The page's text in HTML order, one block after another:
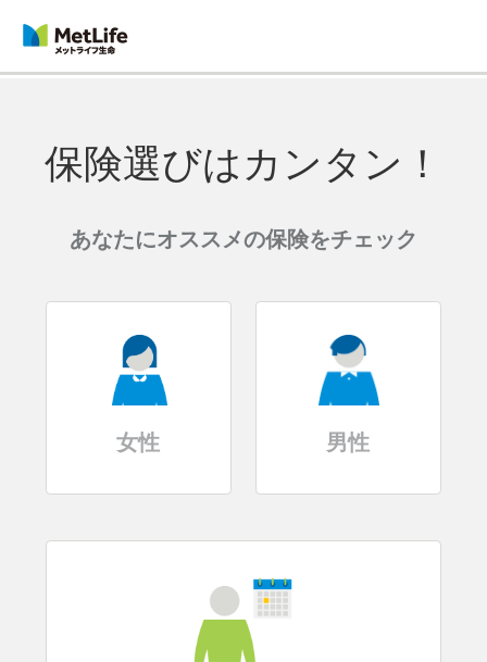
保険選びはカンタン！
あなたにオススメの保険をチェック
女性 男性